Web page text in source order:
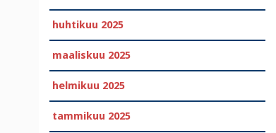
huhtikuu 2025
maaliskuu 2025
helmikuu 2025
tammikuu 2025